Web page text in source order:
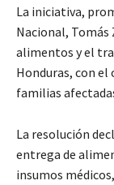
La iniciativa,
Nacional,
alimentos y el
Honduras, con
familias
La resolución
entrega de
insumos